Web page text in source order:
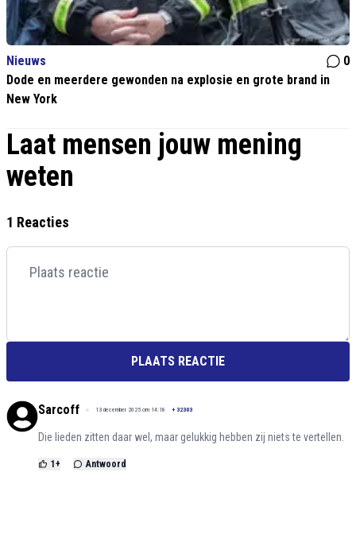
Nieuws
0
Dode en meerdere gewonden na explosie en grote brand in
New York
Laat mensen jouw mening
weten
1 Reacties
PLAATS REACTIE
Sarcoff 13 december 2025 om 14:18 + 32303
Die lieden zitten daar wel, maar gelukkig hebben zij niets te vertellen.
1+ Antwoord